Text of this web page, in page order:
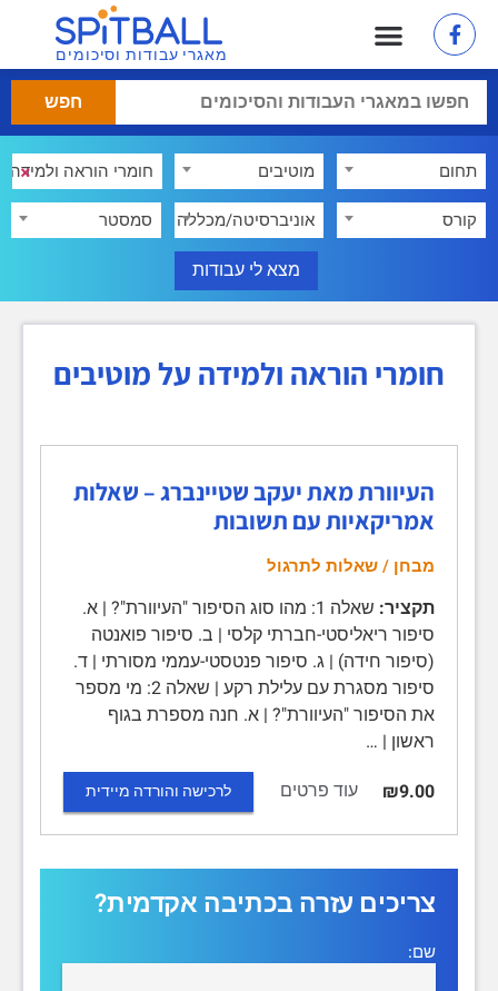
מאגרי עבודות וסיכומים
תחום מוטיבים ×
קורס אוניברסיטה/מכללה סמסטר
חומרי הוראה ולמידה על מוטיבים
העיוורת מאת יעקב שטיינברג – שאלות
אמריקאיות עם תשובות
מבחן / שאלות לתרגול
תקציר:
שאלה 1: מהו סוג הסיפור "העיוורת"? | א.
סיפור ריאליסטי-חברתי קלסי | ב. סיפור פואנטה
(סיפור חידה) | ג. סיפור פנטסטי-עממי מסורתי | ד.
סיפור מסגרת עם עלילת רקע | שאלה 2: מי מספר
את הסיפור "העיוורת"? | א. חנה מספרת בגוף
ראשון | …
₪9.00
עוד פרטים לרכישה והורדה מיידית
צריכים עזרה בכתיבה אקדמית?
שם: